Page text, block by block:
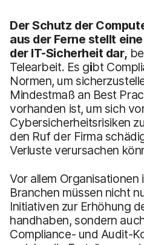
Der Schutz der
aus der Ferne stellt
der IT-Sicherheit dar,
Telearbeit. Es gibt
Normen, um
Mindestmaß an Best
vorhanden ist, um sich
Cybersicherheitsrisiken
den Ruf der Firma
Verluste verursachen
Vor allem Organisationen
Branchen müssen nicht
Initiativen zur Erhöhung
handhaben, sondern
Compliance- und Audit-